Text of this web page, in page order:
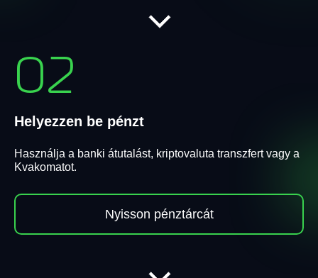
02
Helyezzen be pénzt
Használja a banki átutalást, kriptovaluta transzfert vagy a
Kvakomatot.
Nyisson pénztárcát